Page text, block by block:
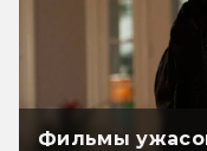
Фильмы